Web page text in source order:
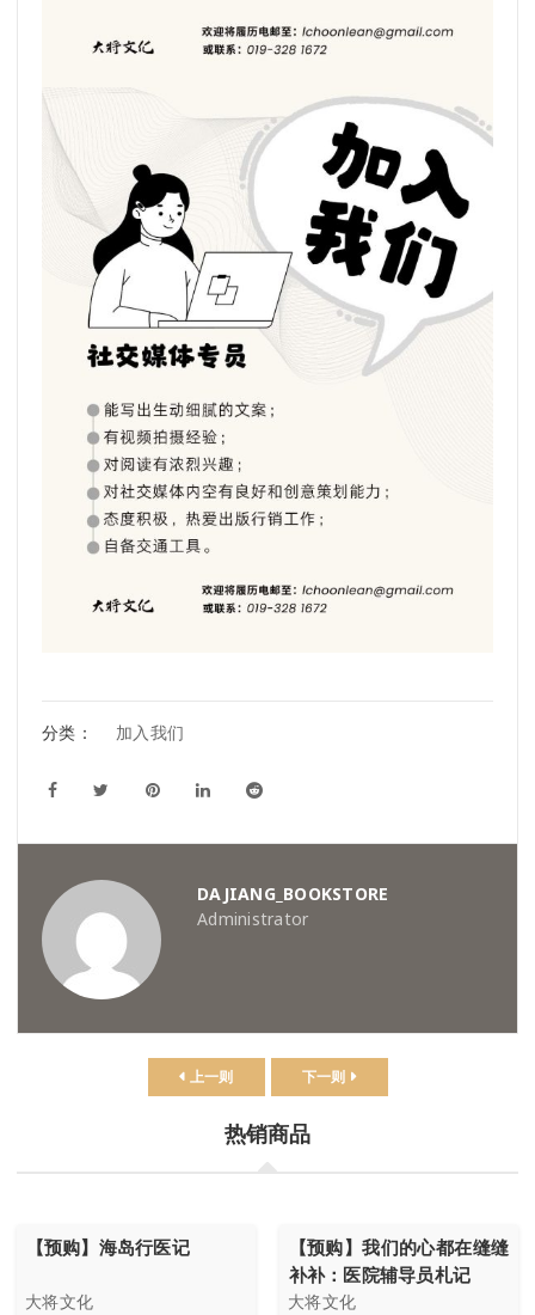
分类： 加入我们
DAJIANG_BOOKSTORE
Administrator
上一则 下一则
热销商品
【预购】海岛行医记
大将文化
【预购】我们的心都在缝缝
补补：医院辅导员札记
大将文化